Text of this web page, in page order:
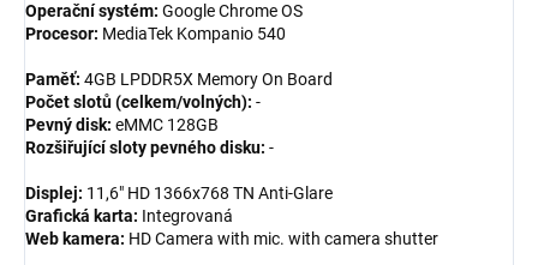
Operační systém: Google Chrome OS
Procesor: MediaTek Kompanio 540
Paměť: 4GB LPDDR5X Memory On Board
Počet slotů (celkem/volných): -
Pevný disk: eMMC 128GB
Rozšiřující sloty pevného disku: -
Displej: 11,6" HD 1366x768 TN Anti-Glare
Grafická karta: Integrovaná
Web kamera: HD Camera with mic. with camera shutter